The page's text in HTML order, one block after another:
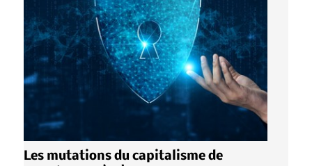
Les mutations du capitalisme de